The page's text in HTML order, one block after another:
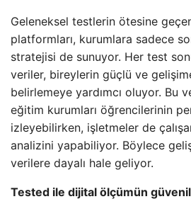
Geleneksel testlerin ötesine
platformları, kurumlara sadece
stratejisi de sunuyor. Her test
veriler, bireylerin güçlü ve
belirlemeye yardımcı oluyor. Bu
eğitim kurumları öğrencilerinin
izleyebilirken, işletmeler de
analizini yapabiliyor. Böylece
verilere dayalı hale geliyor.
Tested ile dijital ölçümün